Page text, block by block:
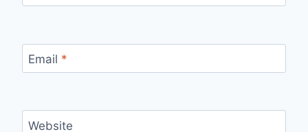
Email *
Website